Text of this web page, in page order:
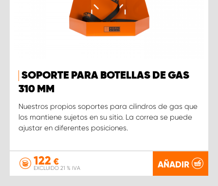
SOPORTE PARA BOTELLAS DE GAS
310 MM
Nuestros propios soportes para cilindros de gas que
los mantiene sujetos en su sitio. La correa se puede
ajustar en diferentes posiciones.
122 €
EXCLUIDO 21 % IVA AÑADIR